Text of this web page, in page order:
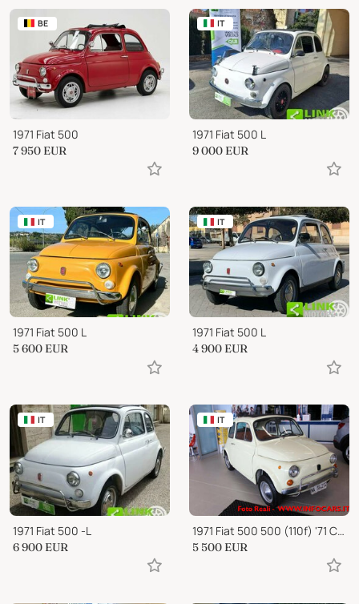
BE
1971 Fiat 500
7 950 EUR
IT
1971 Fiat 500 L
9 000 EUR
IT
1971 Fiat 500 L
5 600 EUR
IT
1971 Fiat 500 L
4 900 EUR
IT
1971 Fiat 500 -L
6 900 EUR
IT
1971 Fiat 500 500 (110f) '71 Certificazione ASI Conservata
5 500 EUR